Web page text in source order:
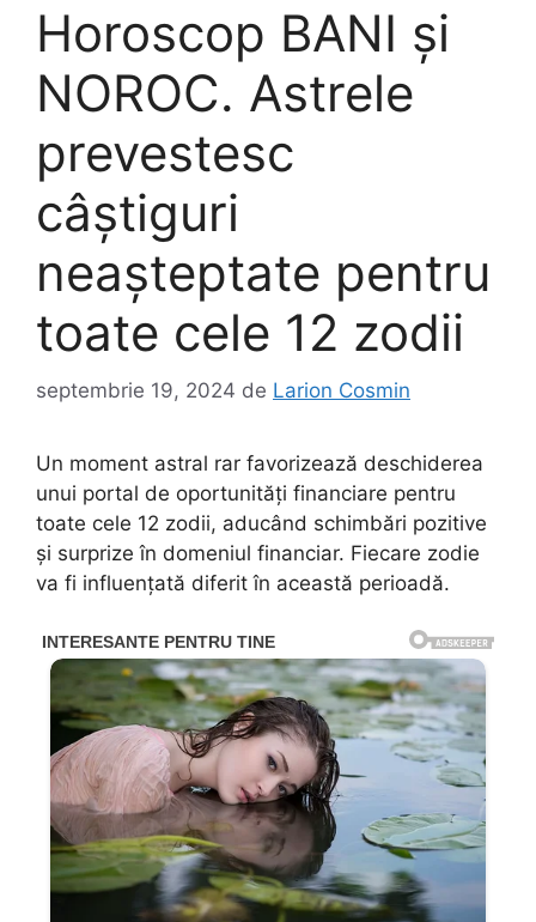
Horoscop BANI și
NOROC. Astrele
prevestesc
câștiguri
neașteptate pentru
toate cele 12 zodii
septembrie 19, 2024 de Larion Cosmin
Un moment astral rar favorizează deschiderea
unui portal de oportunități financiare pentru
toate cele 12 zodii, aducând schimbări pozitive
și surprize în domeniul financiar. Fiecare zodie
va fi influențată diferit în această perioadă.